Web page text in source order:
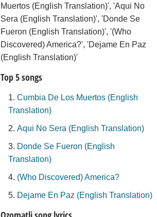
Muertos (English Translation)', 'Aqui No
Sera (English Translation)', 'Donde Se
Fueron (English Translation)', '(Who
Discovered) America?', 'Dejame En Paz
(English Translation)'
Top 5 songs
Cumbia De Los Muertos (English
Translation)
Aqui No Sera (English Translation)
Donde Se Fueron (English
Translation)
(Who Discovered) America?
Dejame En Paz (English Translation)